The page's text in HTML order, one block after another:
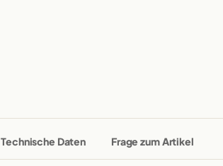
Technische Daten Frage zum Artikel